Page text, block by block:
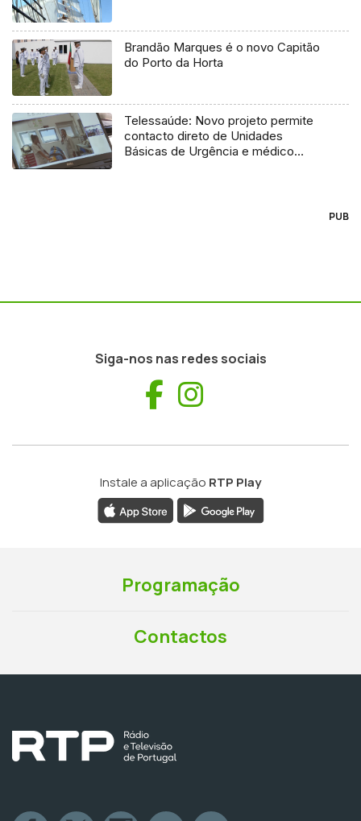
Brandão Marques é o novo Capitão
do Porto da Horta
Telessaúde: Novo projeto permite
contacto direto de Unidades
Básicas de Urgência e médico
PUB
Siga-nos nas redes sociais
Facebook
Instale a aplicação RTP Play
Programação
Contactos